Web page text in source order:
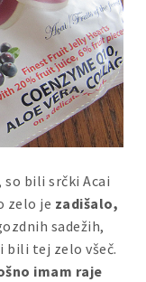
bili srčki Acai
zelo je zadišalo,
sadežih,
bili tej zelo všeč.
imam raje